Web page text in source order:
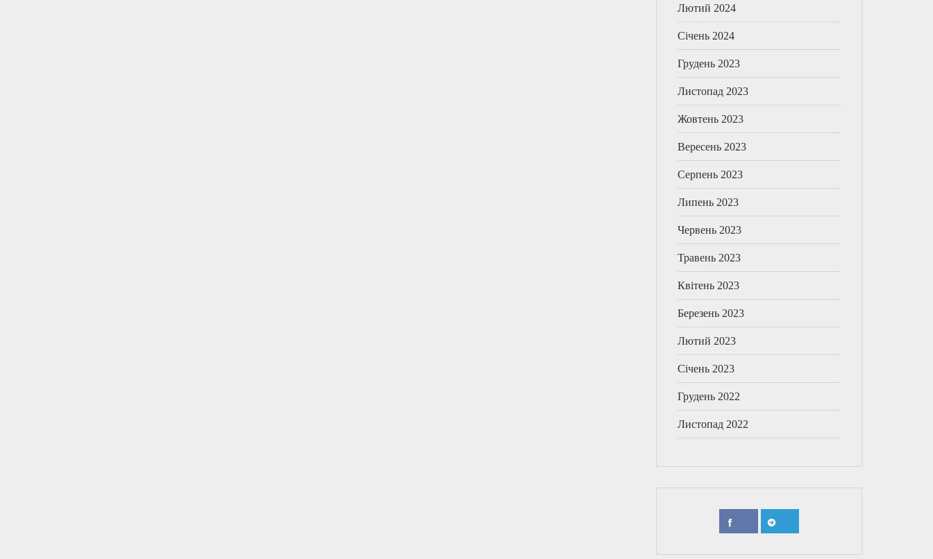
Лютий 2024
Січень 2024
Грудень 2023
Листопад 2023
Жовтень 2023
Вересень 2023
Серпень 2023
Липень 2023
Червень 2023
Травень 2023
Квітень 2023
Березень 2023
Лютий 2023
Січень 2023
Грудень 2022
Листопад 2022